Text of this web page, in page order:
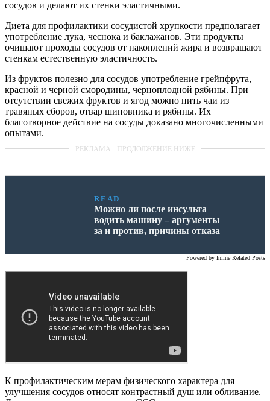
сосудов и делают их стенки эластичными.
Диета для профилактики сосудистой хрупкости предполагает
употребление лука, чеснока и баклажанов. Эти продукты
очищают проходы сосудов от накоплений жира и возвращают
стенкам естественную эластичность.
Из фруктов полезно для сосудов употребление грейпфрута,
красной и черной смородины, черноплодной рябины. При
отсутствии свежих фруктов и ягод можно пить чаи из
травяных сборов, отвар шиповника и рябины. Их
благотворное действие на сосуды доказано многочисленными
опытами.
READ
Можно ли после инсульта
водить машину – аргументы
за и против, причины отказа
Powered by Inline Related Posts
К профилактическим мерам физического характера для
улучшения сосудов относят контрастный душ или обливание.